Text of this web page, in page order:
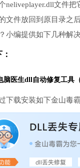
neliveplayer.dll文件
文件放回到原目录之
小编提供如下几种解
脑医生dll自动修复工具
下载安装如下金山毒